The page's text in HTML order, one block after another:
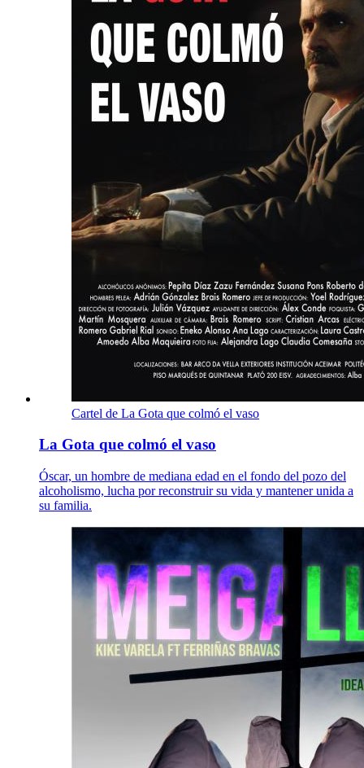
Cartel de La Gota que colmó el vaso
La Gota que colmó el vaso
Óscar, un hombre de mediana edad en el fondo del pozo del
alcoholismo, lucha por reconstruir su vida y mantener unida a
su familia.